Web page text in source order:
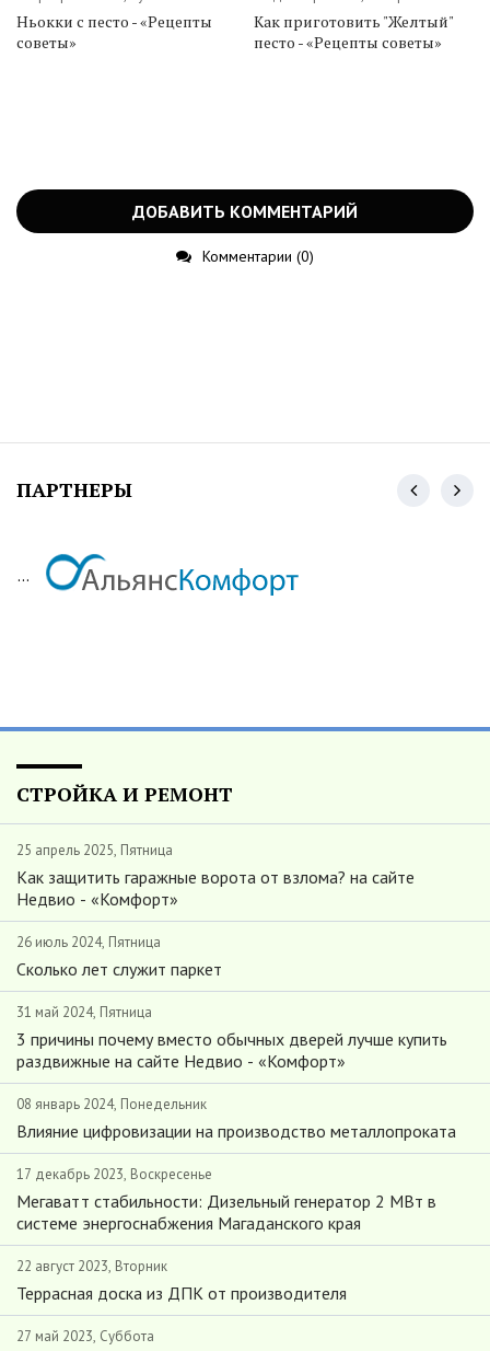
Ньокки с песто - «Рецепты
советы»
Как приготовить "Желтый"
песто - «Рецепты советы»
ДОБАВИТЬ КОММЕНТАРИЙ
Комментарии (0)
ПАРТНЕРЫ
...
СТРОЙКА И РЕМОНТ
25 апрель 2025, Пятница
Как защитить гаражные ворота от взлома? на сайте
Недвио - «Комфорт»
26 июль 2024, Пятница
Сколько лет служит паркет
31 май 2024, Пятница
3 причины почему вместо обычных дверей лучше купить
раздвижные на сайте Недвио - «Комфорт»
08 январь 2024, Понедельник
Влияние цифровизации на производство металлопроката
17 декабрь 2023, Воскресенье
Мегаватт стабильности: Дизельный генератор 2 МВт в
системе энергоснабжения Магаданского края
22 август 2023, Вторник
Террасная доска из ДПК от производителя
27 май 2023, Суббота